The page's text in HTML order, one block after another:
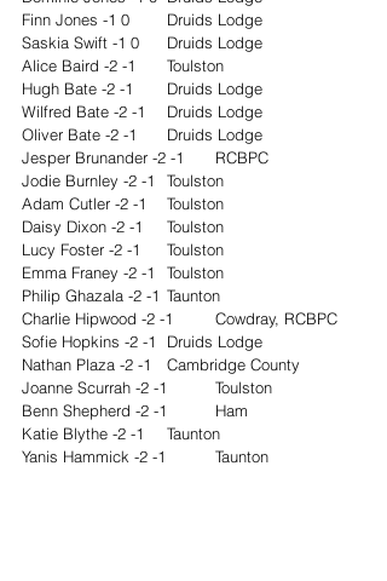
Finn Jones -1 0 	Druids Lodge
Saskia Swift -1 0 	Druids Lodge
Alice Baird -2 -1 	Toulston
Hugh Bate -2 -1 	Druids Lodge
Wilfred Bate -2 -1 	Druids Lodge
Oliver Bate -2 -1 	Druids Lodge
Jesper Brunander -2 -1 	RCBPC
Jodie Burnley -2 -1 	Toulston
Adam Cutler -2 -1 	Toulston
Daisy Dixon -2 -1 	Toulston
Lucy Foster -2 -1 	Toulston
Emma Franey -2 -1 	Toulston
Philip Ghazala -2 -1 	Taunton
Charlie Hipwood -2 -1 	Cowdray, RCBPC
Sofie Hopkins -2 -1 	Druids Lodge
Nathan Plaza -2 -1 	Cambridge County
Joanne Scurrah -2 -1 	Toulston
Benn Shepherd -2 -1 	Ham
Katie Blythe -2 -1 	Taunton
Yanis Hammick -2 -1 	Taunton